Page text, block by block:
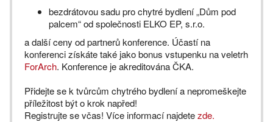
bezdrátovou sadu pro chytré bydlení „Dům pod
palcem“ od společnosti ELKO EP, s.r.o.
a další ceny od partnerů konference. Účastí na
konferenci získáte také jako bonus vstupenku na veletrh
ForArch. Konference je akreditována ČKA.
Přidejte se k tvůrcům chytrého bydlení a nepromeškejte
příležitost být o krok napřed!
Registrujte se včas! Více informací najdetezde.